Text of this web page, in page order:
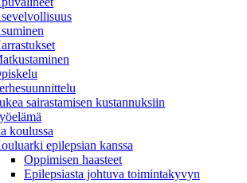
sairastamisen kustannuksiin
koulussa
epilepsian kanssa
Oppimisen haasteet
Epilepsiasta johtuva toimintakyvyn